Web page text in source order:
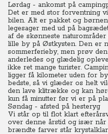
Lørdag - ankomst på
Det er med stor forventning
bilen. Alt er pakket og
legesager med ud på
af de skønneste
lille by på Østkysten. Den er
sommerferieby, men prøv
anderledes og glædelig
ikke ret mange turister.
ligger få kilometer uden for
bedste, så vi glæder os helt
den lave klitrække og kan
kun få minutter før vi er på
Søndag - afsted på hesteryg
Vi står op til flot klart
over denne årstid og især når
brændte farver står